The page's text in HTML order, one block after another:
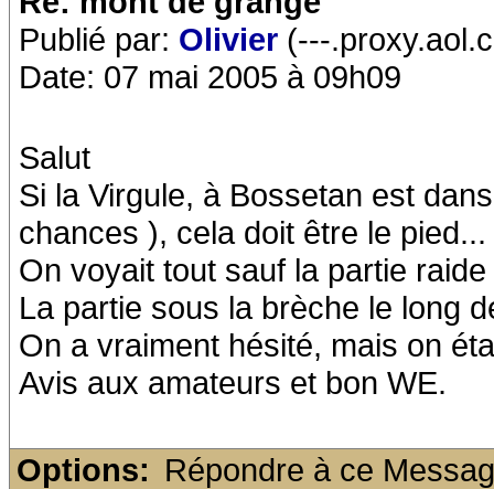
Publié par: Olivier (---
Date: 07 mai 2005 à 09h09
Salut
Si la Virgule, à Bossetan est
chances ), cela doit être le pied...
On voyait tout sauf la partie
La partie sous la brèche le long
On a vraiment hésité, mais on
Avis aux amateurs et bon WE.
Options: Répondre à ce